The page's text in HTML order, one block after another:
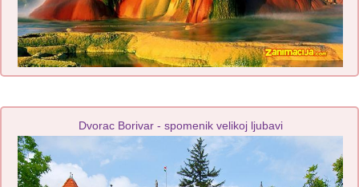
Dvorac Borivar - spomenik velikoj ljubavi